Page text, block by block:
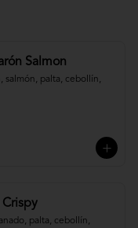
Salmon
salmón, palta, cebollín,
Crispy
palta, cebollín,